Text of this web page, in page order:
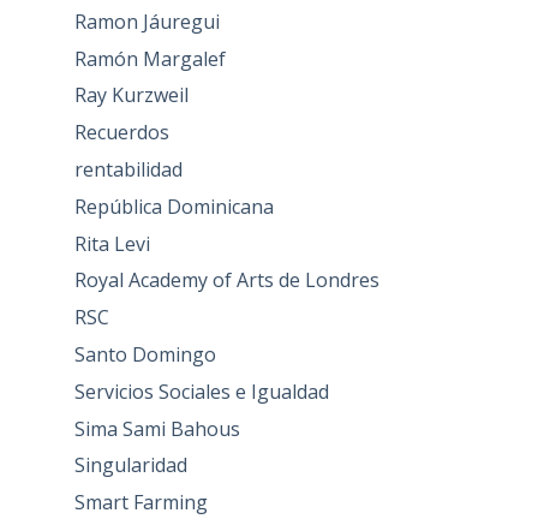
Ramon Jáuregui
Ramón Margalef
Ray Kurzweil
Recuerdos
rentabilidad
República Dominicana
Rita Levi
Royal Academy of Arts de Londres
RSC
Santo Domingo
Servicios Sociales e Igualdad
Sima Sami Bahous
Singularidad
Smart Farming